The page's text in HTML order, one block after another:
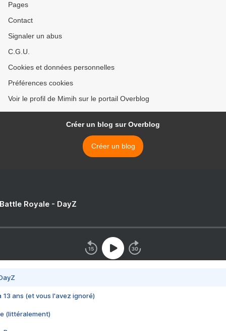
Pages
Contact
Signaler un abus
C.G.U.
Cookies et données personnelles
Préférences cookies
Voir le profil de Mimih sur le portail Overblog
Créer un blog sur Overblog
Créer un blog
Royale - DayZ
13 ans (et vous l'avez ignoré)
(littéralement)